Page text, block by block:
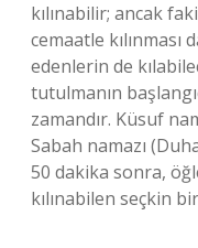
kılınabilir; ancak
cemaatle
edenlerin de
tutulmanın
zamandır. Küsuf
Sabah namazı
50 dakika sonra,
kılınabilen seçkin